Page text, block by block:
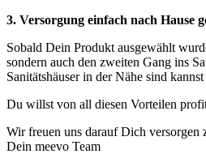
3. Versorgung einfach nach Hause
Sobald Dein Produkt ausgewählt
sondern auch den zweiten Gang ins
Sanitätshäuser in der Nähe sind
Du willst von all diesen Vorteilen
Wir freuen uns darauf Dich versorgen
Dein meevo Team